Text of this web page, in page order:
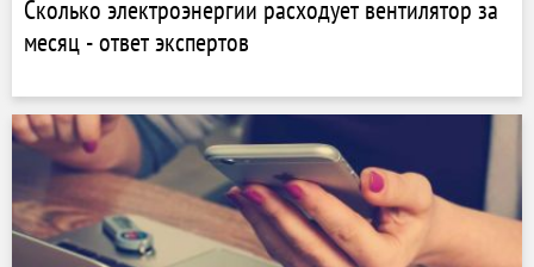
Сколько электроэнергии расходует вентилятор за
месяц - ответ экспертов